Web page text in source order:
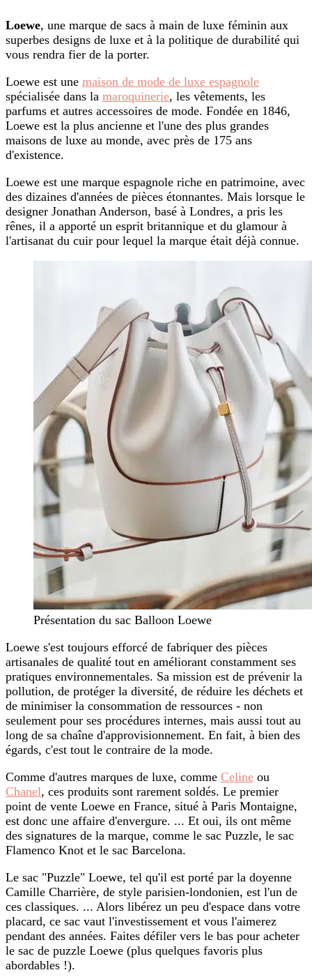
Loewe, une marque de sacs à main de luxe féminin aux
superbes designs de luxe et à la politique de durabilité qui
vous rendra fier de la porter.
Loewe est une maison de mode de luxe espagnole
spécialisée dans la maroquinerie, les vêtements, les
parfums et autres accessoires de mode. Fondée en 1846,
Loewe est la plus ancienne et l'une des plus grandes
maisons de luxe au monde, avec près de 175 ans
d'existence.
Loewe est une marque espagnole riche en patrimoine, avec
des dizaines d'années de pièces étonnantes. Mais lorsque le
designer Jonathan Anderson, basé à Londres, a pris les
rênes, il a apporté un esprit britannique et du glamour à
l'artisanat du cuir pour lequel la marque était déjà connue.
Présentation du sac Balloon Loewe
Loewe s'est toujours efforcé de fabriquer des pièces
artisanales de qualité tout en améliorant constamment ses
pratiques environnementales. Sa mission est de prévenir la
pollution, de protéger la diversité, de réduire les déchets et
de minimiser la consommation de ressources - non
seulement pour ses procédures internes, mais aussi tout au
long de sa chaîne d'approvisionnement. En fait, à bien des
égards, c'est tout le contraire de la mode.
Comme d'autres marques de luxe, comme Celine ou
Chanel, ces produits sont rarement soldés. Le premier
point de vente Loewe en France, situé à Paris Montaigne,
est donc une affaire d'envergure. ... Et oui, ils ont même
des signatures de la marque, comme le sac Puzzle, le sac
Flamenco Knot et le sac Barcelona.
Le sac "Puzzle" Loewe, tel qu'il est porté par la doyenne
Camille Charrière, de style parisien-londonien, est l'un de
ces classiques. ... Alors libérez un peu d'espace dans votre
placard, ce sac vaut l'investissement et vous l'aimerez
pendant des années. Faites défiler vers le bas pour acheter
le sac de puzzle Loewe (plus quelques favoris plus
abordables !).